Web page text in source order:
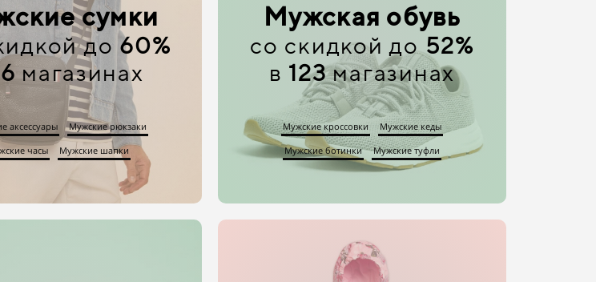
сумки
до 60%
магазинах
аксессуары Мужские рюкзаки
часы Мужские шапки
Мужская обувь
со скидкой до 52%
в 123магазинах
Мужские кроссовки Мужские кеды
Мужские ботинки Мужские туфли